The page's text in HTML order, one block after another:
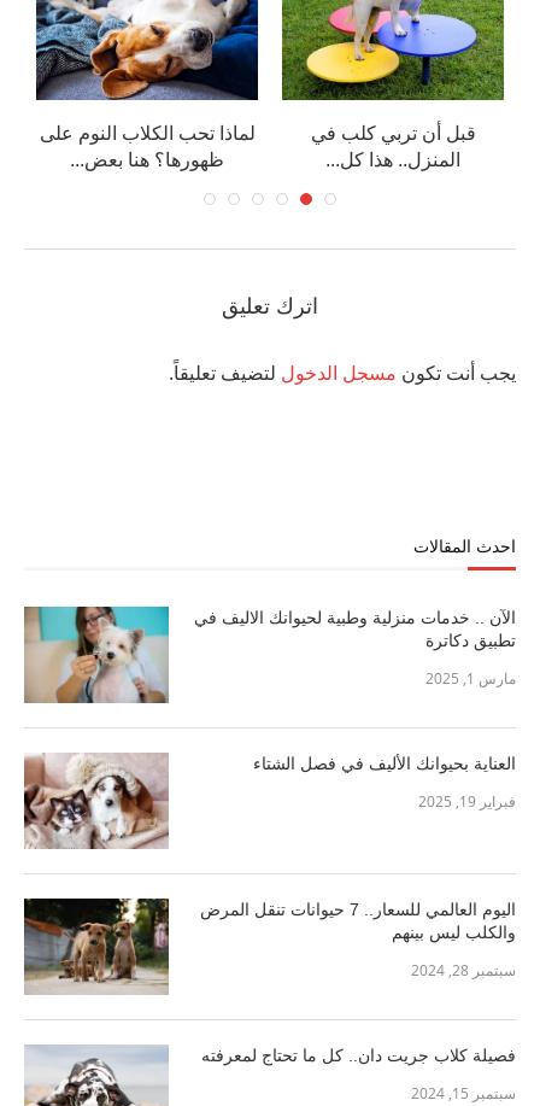
قبل أن تربي كلب في
المنزل.. هذا كل...
لماذا تحب الكلاب النوم على
ظهورها؟ هنا بعض...
اترك تعليق
يجب أنت تكون مسجل الدخول لتضيف تعليقاً.
احدث المقالات
الآن .. خدمات منزلية وطبية لحيوانك الاليف في
تطبيق دكاترة
مارس 1, 2025
العناية بحيوانك الأليف في فصل الشتاء
فبراير 19, 2025
اليوم العالمي للسعار.. 7 حيوانات تنقل المرض
والكلب ليس بينهم
سبتمبر 28, 2024
فصيلة كلاب جريت دان.. كل ما تحتاج لمعرفته
سبتمبر 15, 2024